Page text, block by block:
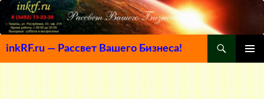
inkRF.ru — Рассвет Вашего Бизнеса!
МЕНЮ
К
СОДЕРЖИМОМУ